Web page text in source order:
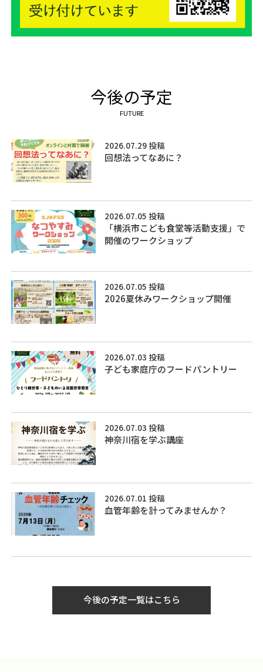
今後の予定
FUTURE
2026.07.29 投稿
回想法ってなあに？
2026.07.05 投稿
「横浜市こども食堂等活動支援」で
開催のワークショップ
2026.07.05 投稿
2026夏休みワークショップ開催
2026.07.03 投稿
子ども家庭庁のフードパントリー
2026.07.03 投稿
神奈川宿を学ぶ講座
2026.07.01 投稿
血管年齢を計ってみませんか？
今後の予定一覧はこちら